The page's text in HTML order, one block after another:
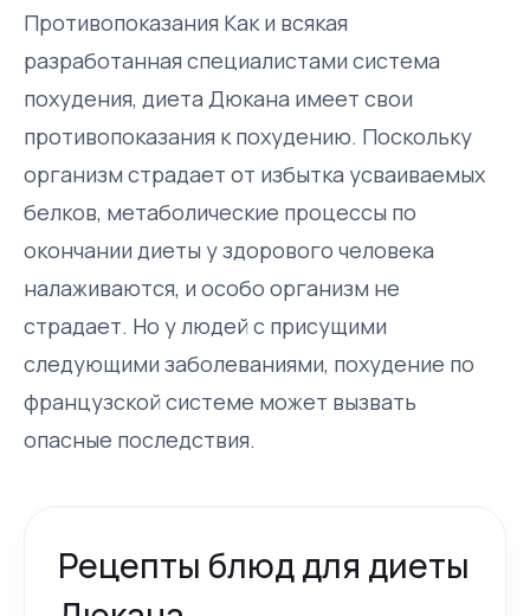
Противопоказания Как и всякая
разработанная специалистами система
похудения, диета Дюкана имеет свои
противопоказания к похудению. Поскольку
организм страдает от избытка усваиваемых
белков, метаболические процессы по
окончании диеты у здорового человека
налаживаются, и особо организм не
страдает. Но у людей с присущими
следующими заболеваниями, похудение по
французской системе может вызвать
опасные последствия.
Рецепты блюд для диеты